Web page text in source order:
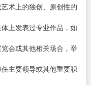
术上的独创、原创性的
上发表过专业作品，如
会或其他相关场合，举
主要领导或其他重要职